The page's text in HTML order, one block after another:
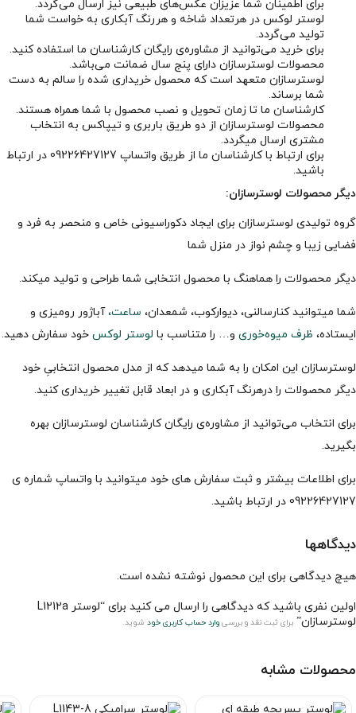
برای اطمینان شما عزیزان عکس‌های طبیعی نیز ارسال می‌گردد.
لوستر لوکس در هرتعداد شاخه و هررنگ آبکاری به خواست شما
تولید می‌گردد.
برای خرید می‌توانید از مشاوره‌ی رایگان کارشناسان ما استفاده کنید.
محصولات لوسترسازان دارای پنج سال ضمانت می‌باشد.
لوسترسازان متعهد است که محصول خریداری شده را سالم به دست
شما برساند.
کارشناسان ما تا زمان تحویل و نصب محصول با شما همراه هستند.
محصولات لوسترسازان از دو طریق باربری و تیپاکس به انتخاب
مشتری ارسال میگردد.
برای ارتباط با کارشناسان ما از طریق واتساپ 09226427127 در ارتباط
باشید.
دیگر محصولات لوسترسازان:
گروه تولیدی لوسترسازان برای ایجاد دکوراسیونی خاص و منحصر به فرد و
فضایی زیبا و چشم نواز در منزل شما
دیگر محصولات را هماهنگ با محصول انتخابی شما طراحی و تولید میکند.
شما میتوانید کنارسالنی، دیوارکوب، شمعدان، ساعت،آباژور رومیزی و
ایستاده، ظرف میوه‌خوری و… را متناسب با لوستر لوکس خود سفارش دهید.
لوسترسازان این امکان را به شما میدهد که از مدل محصول انتخابیِ خود
دیگر محصولات را درهرنگ آبکاری و در ابعاد قابل تغییر خریداری کنید.
برای انتخاب می‌توانید از مشاوره‌ی رایگان کارشناسان لوسترسازان بهره
بگیرید.
برای اطلاعات بیشتر و ثبت سفارش های خود میتوانید با واتساپ شماره ی
09226427127 در ارتباط باشید.
دیدگاهها
هیچ دیدگاهی برای این محصول نوشته نشده است.
اولین نفری باشید که دیدگاهی را ارسال می کنید برای “لوستر L1212a
لوسترسازان” برای ثبت نقد و بررسی وارد حساب کاربری خود شوید.
محصولات مشابه